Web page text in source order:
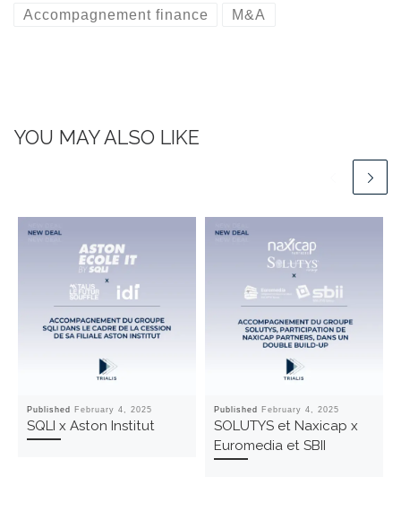
Accompagnement finance M&A
YOU MAY ALSO LIKE
Published February 4, 2025
SQLI x Aston Institut
Published February 4, 2025
SOLUTYS et Naxicap x
Euromedia et SBII